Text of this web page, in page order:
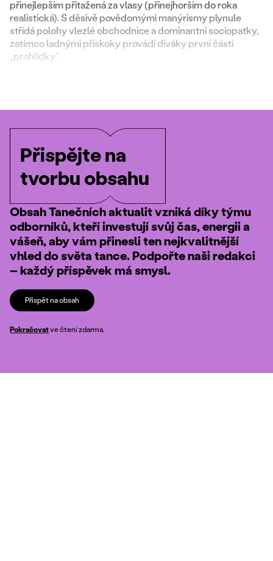
přinejlepším přitažená za vlasy (přinejhorším do roka
realistická). S děsivě povědomými manýrismy plynule
střídá polohy vlezlé obchodnice a dominantní sociopatky,
zatímco ladnými přískoky provádí diváky první částí
„prohlídky“.
Přispějte na
tvorbu obsahu
Obsah Tanečních aktualit vzniká díky týmu
odborníků, kteří investují svůj čas, energii a
vášeň, aby vám přinesli ten nejkvalitnější
vhled do světa tance. Podpořte naši redakci
– každý příspěvek má smysl.
Přispět na obsah
Pokračovatve čtení zdarma.